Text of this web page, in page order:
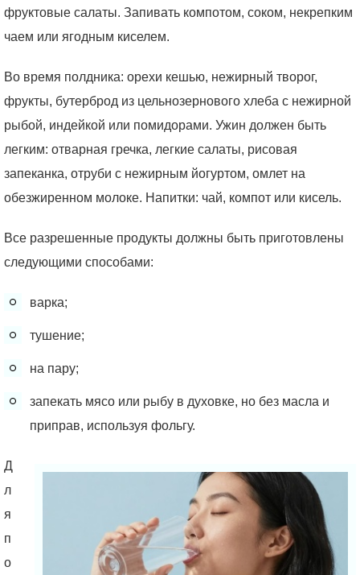
фруктовые салаты. Запивать компотом, соком, некрепким
чаем или ягодным киселем.
Во время полдника: орехи кешью, нежирный творог,
фрукты, бутерброд из цельнозернового хлеба с нежирной
рыбой, индейкой или помидорами. Ужин должен быть
легким: отварная гречка, легкие салаты, рисовая
запеканка, отруби с нежирным йогуртом, омлет на
обезжиренном молоке. Напитки: чай, компот или кисель.
Все разрешенные продукты должны быть приготовлены
следующими способами:
варка;
тушение;
на пару;
запекать мясо или рыбу в духовке, но без масла и
приправ, используя фольгу.
Д
л
я
п
о